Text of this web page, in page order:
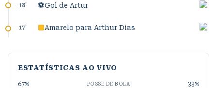
18' ⚽Gol de Artur
17' Amarelo para Arthur Dias
ESTATÍSTICAS AO VIVO
67% POSSE DE BOLA 33%